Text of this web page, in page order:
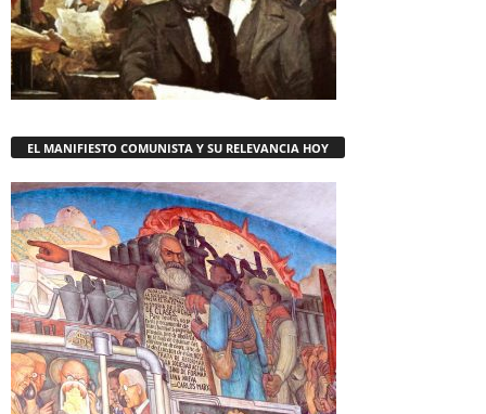
EL MANIFIESTO COMUNISTA Y SU RELEVANCIA HOY